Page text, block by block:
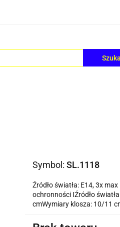
Symbol:SL.1118
Źródło światła: E14, 3x
ochronności IŹródło
cmWymiary klosza: 10/11